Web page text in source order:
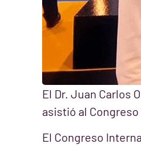
El Dr. Juan Carlos
asistió al Congreso
El Congreso